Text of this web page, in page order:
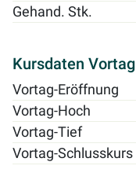
Gehand. Stk.
Kursdaten Vortag
Vortag-Eröffnung
Vortag-Hoch
Vortag-Tief
Vortag-Schlusskurs